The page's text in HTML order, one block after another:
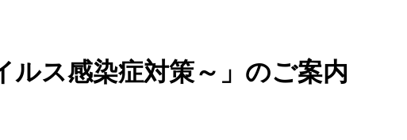
ルス感染症対策～」のご案内